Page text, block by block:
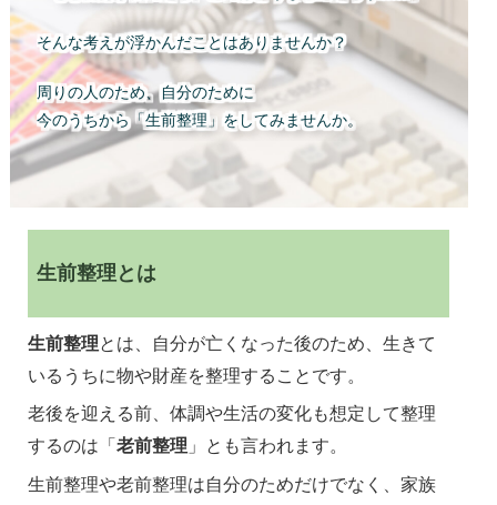
そんな考えが浮かんだことはありませんか？
周りの人のため、自分のために
今のうちから「生前整理」をしてみませんか。
生前整理とは
生前整理とは、自分が亡くなった後のため、生きて
いるうちに物や財産を整理することです。
老後を迎える前、体調や生活の変化も想定して整理
するのは「老前整理 」とも言われます。
生前整理や老前整理は自分のためだけでなく、家族